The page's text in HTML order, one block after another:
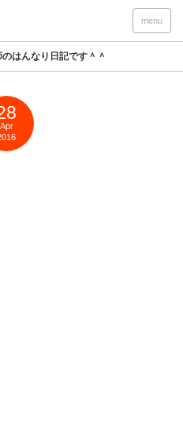
menu
はんなり日記です＾＾
Apr